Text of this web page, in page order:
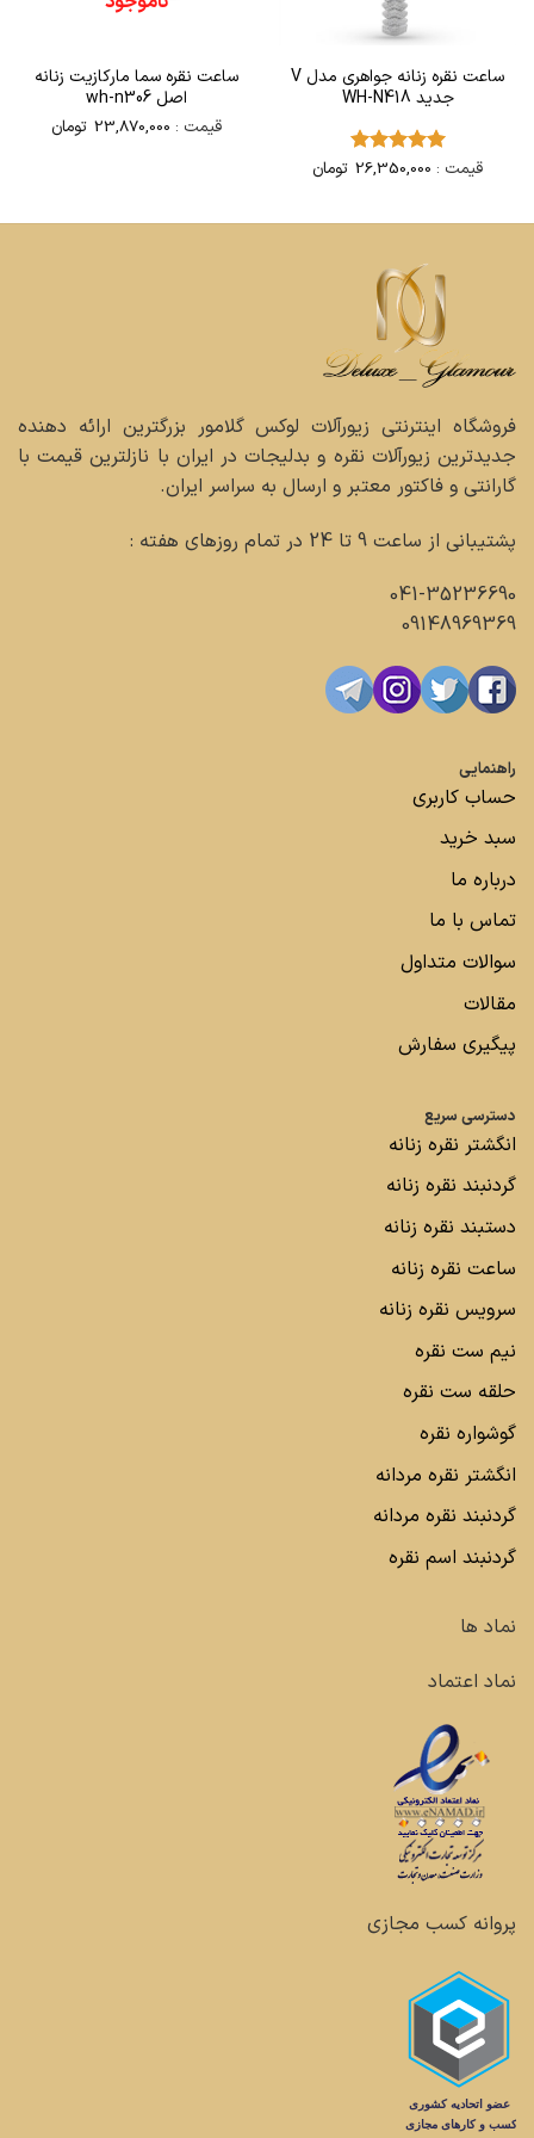
ساعت نقره زنانه جواهری مدل V
جدید WH-N418
امتیاز5از
قیمت : 26,350,000 تومان
ساعت نقره سما مارکازیت زنانه
اصل wh-n306
قیمت : 23,870,000 تومان
فروشگاه اینترنتی زیورآلات لوکس گلامور بزرگترین ارائه دهنده
جدیدترین زیورآلات نقره و بدلیجات در ایران با نازلترین قیمت با
گارانتی و فاکتور معتبر و ارسال به سراسر ایران.
پشتیبانی از ساعت 9 تا 24 در تمام روزهای هفته :
041-35236690
09148969369
راهنمایی
حساب کاربری
سبد خرید
درباره ما
تماس با ما
سوالات متداول
مقالات
پیگیری سفارش
دسترسی سریع
انگشتر نقره زنانه
گردنبند نقره زنانه
دستبند نقره زنانه
ساعت نقره زنانه
سرویس نقره زنانه
نیم ست نقره
حلقه ست نقره
گوشواره نقره
انگشتر نقره مردانه
گردنبند نقره مردانه
گردنبند اسم نقره
نماد ها
نماد اعتماد
پروانه کسب مجازی